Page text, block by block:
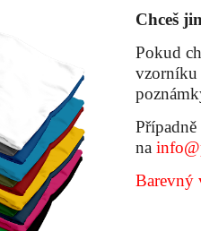
Chceš
Pokud
vzorníku
Případně
na
Barevný